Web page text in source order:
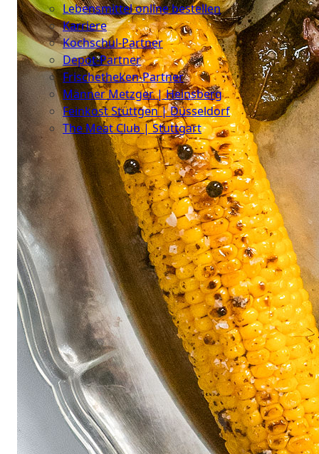
Lebensmittel online bestellen
Karriere
Kochschul-Partner
Depot-Partner
Frischetheken-Partner
Männer Metzger | Heinsberg
Feinkost Stüttgen | Düsseldorf
The Meat Club | Stuttgart
Geschäftskunden